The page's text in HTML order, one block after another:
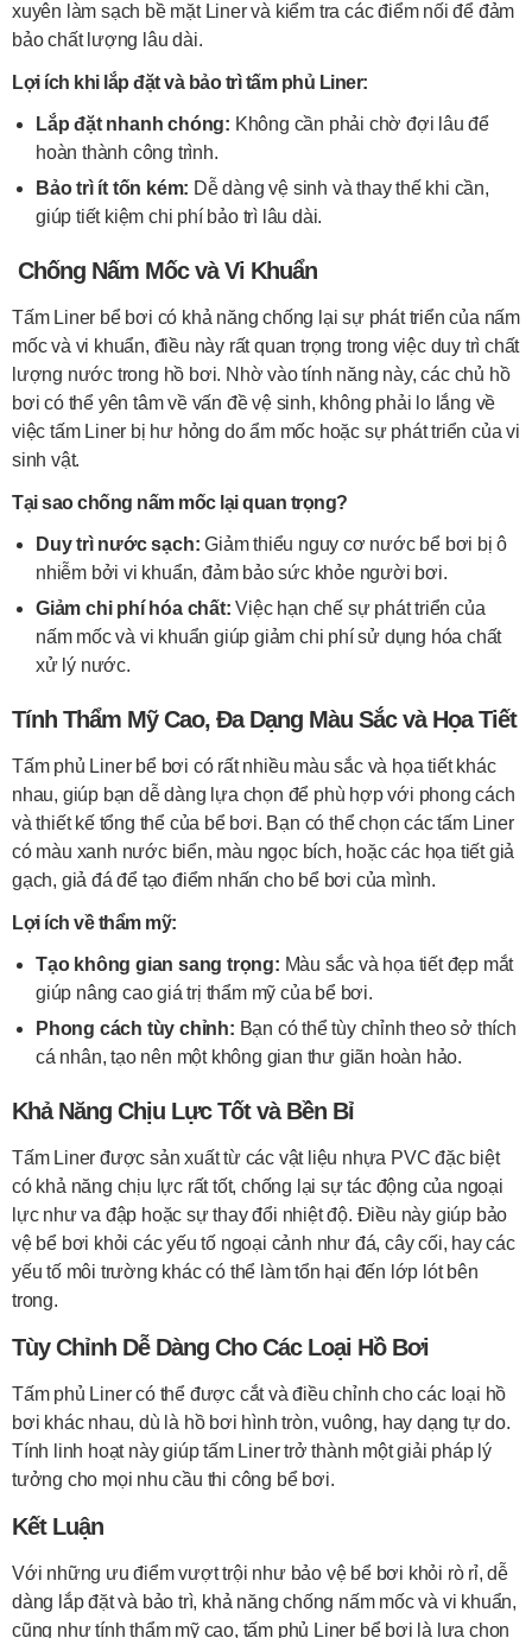
xuyên làm sạch bề mặt Liner và kiểm tra các điểm nối để đảm
bảo chất lượng lâu dài.
Lợi ích khi lắp đặt và bảo trì tấm phủ Liner:
Lắp đặt nhanh chóng: Không cần phải chờ đợi lâu để
hoàn thành công trình.
Bảo trì ít tốn kém: Dễ dàng vệ sinh và thay thế khi cần,
giúp tiết kiệm chi phí bảo trì lâu dài.
Chống Nấm Mốc và Vi Khuẩn
Tấm Liner bể bơi có khả năng chống lại sự phát triển của nấm
mốc và vi khuẩn, điều này rất quan trọng trong việc duy trì chất
lượng nước trong hồ bơi. Nhờ vào tính năng này, các chủ hồ
bơi có thể yên tâm về vấn đề vệ sinh, không phải lo lắng về
việc tấm Liner bị hư hỏng do ẩm mốc hoặc sự phát triển của vi
sinh vật.
Tại sao chống nấm mốc lại quan trọng?
Duy trì nước sạch:Giảm thiểu nguy cơ nước bể bơi bị ô
nhiễm bởi vi khuẩn, đảm bảo sức khỏe người bơi.
Giảm chi phí hóa chất:Việc hạn chế sự phát triển của
nấm mốc và vi khuẩn giúp giảm chi phí sử dụng hóa chất
xử lý nước.
Tính Thẩm Mỹ Cao, Đa Dạng Màu Sắc và Họa Tiết
Tấm phủ Liner bể bơi có rất nhiều màu sắc và họa tiết khác
nhau, giúp bạn dễ dàng lựa chọn để phù hợp với phong cách
và thiết kế tổng thể của bể bơi. Bạn có thể chọn các tấm Liner
có màu xanh nước biển, màu ngọc bích, hoặc các họa tiết giả
gạch, giả đá để tạo điểm nhấn cho bể bơi của mình.
Lợi ích về thẩm mỹ:
Tạo không gian sang trọng: Màu sắc và họa tiết đẹp mắt
giúp nâng cao giá trị thẩm mỹ của bể bơi.
Phong cách tùy chỉnh: Bạn có thể tùy chỉnh theo sở thích
cá nhân, tạo nên một không gian thư giãn hoàn hảo.
Khả Năng Chịu Lực Tốt và Bền Bỉ
Tấm Liner được sản xuất từ các vật liệu nhựa PVC đặc biệt
có khả năng chịu lực rất tốt, chống lại sự tác động của ngoại
lực như va đập hoặc sự thay đổi nhiệt độ. Điều này giúp bảo
vệ bể bơi khỏi các yếu tố ngoại cảnh như đá, cây cối, hay các
yếu tố môi trường khác có thể làm tổn hại đến lớp lót bên
trong.
Tùy Chỉnh Dễ Dàng Cho Các Loại Hồ Bơi
Tấm phủ Liner có thể được cắt và điều chỉnh cho các loại hồ
bơi khác nhau, dù là hồ bơi hình tròn, vuông, hay dạng tự do.
Tính linh hoạt này giúp tấm Liner trở thành một giải pháp lý
tưởng cho mọi nhu cầu thi công bể bơi.
Kết Luận
Với những ưu điểm vượt trội như bảo vệ bể bơi khỏi rò rỉ, dễ
dàng lắp đặt và bảo trì, khả năng chống nấm mốc và vi khuẩn,
cũng như tính thẩm mỹ cao, tấm phủ Liner bể bơi là lựa chọn